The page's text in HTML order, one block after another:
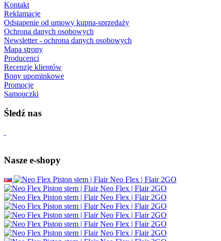
Kontakt
Reklamacje
Odstąpenie od umowy kupna-sprzedaży
Ochrona danych osobowych
Newsletter - ochrona danych osobowych
Mapa strony
Producenci
Recenzje klientów
Bony upominkowe
Promocje
Samouczki
Śledź nas
Nasze e-shopy